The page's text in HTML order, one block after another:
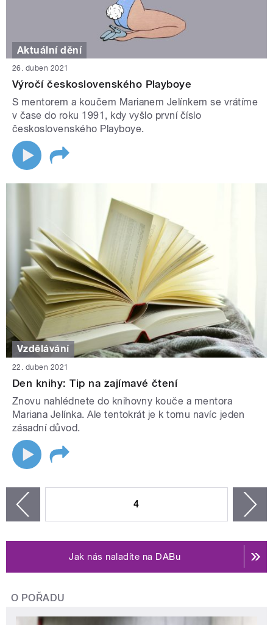
Aktuální dění
26. duben 2021
Výročí československého Playboye
S mentorem a koučem Marianem Jelínkem se vrátíme
v čase do roku 1991, kdy vyšlo první číslo
československého Playboye.
Vzdělávání
22. duben 2021
Den knihy: Tip na zajímavé čtení
Znovu nahlédnete do knihovny kouče a mentora
Mariana Jelínka. Ale tentokrát je k tomu navíc jeden
zásadní důvod.
4
Jak nás naladíte na DABu
O POŘADU